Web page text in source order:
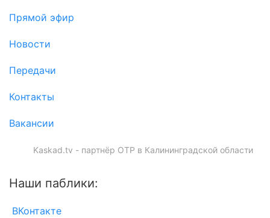
Прямой эфир
Новости
Передачи
Контакты
Вакансии
Kaskad.tv - партнёр ОТР в Калининградской области
Наши паблики:
ВКонтакте